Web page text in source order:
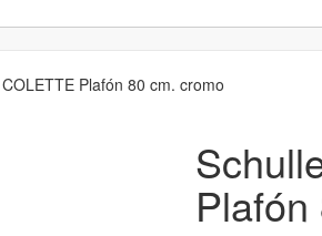
Plafón 80 cm. cromo